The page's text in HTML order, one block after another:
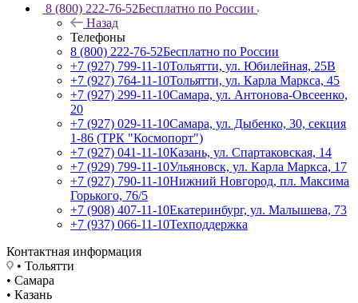
8 (800) 222-76-52Бесплатно по России
Назад
Телефоны
8 (800) 222-76-52Бесплатно по России
+7 (927) 799-11-10Тольятти, ул. Юбилейная, 25В
+7 (927) 764-11-10Тольятти, ул. Карла Маркса, 45
+7 (927) 299-11-10Самара, ул. Антонова-Овсеенко,
20
+7 (927) 029-11-10Самара, ул. Дыбенко, 30, секция
1-86 (ТРК "Космопорт")
+7 (927) 041-11-10Казань, ул. Спартаковская, 14
+7 (929) 799-11-10Ульяновск, ул. Карла Маркса, 17
+7 (927) 790-11-10Нижний Новгород, пл. Максима
Горького, 76/5
+7 (908) 407-11-10Екатеринбург, ул. Малышева, 73
+7 (937) 066-11-10Техподдержка
Контактная информация
• Тольятти
• Самара
• Казань